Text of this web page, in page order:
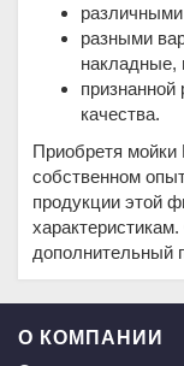
разными
накладные,
признанной
качества.
Приобретя
собственном
продукции этой
дополнительный
О КОМПАНИИ